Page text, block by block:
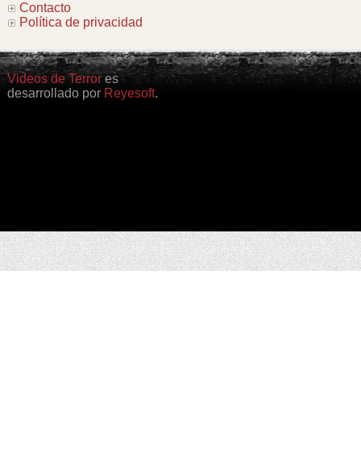
Contacto
Política de privacidad
Videos de Terrores
desarrollado por Reyesoft.